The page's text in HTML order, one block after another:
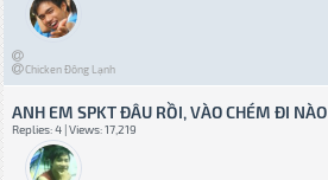
Chicken Đông Lạnh
ANH EM SPKT ĐÂU RỒI, VÀO CHÉM ĐI NÀO
Replies: 4 | Views: 17,219